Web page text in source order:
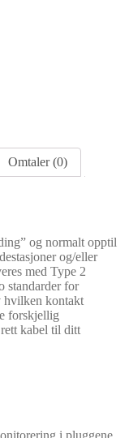
Omtaler (0)
og normalt opptil
og/eller
med Type 2
standarder for
hvilken kontakt
forskjellig
kabel til ditt
i pluggene